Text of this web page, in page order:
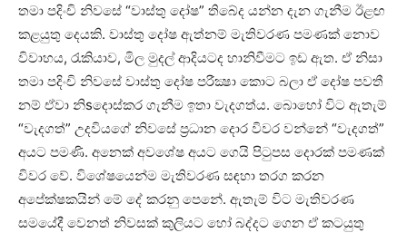
තමා පදිංචි නිවසේ “වාස්‌තු දෝෂ” තිබේද යන්න දැන ගැනීම ඊළඟ
කළයුතු දෙයකි. වාස්‌තු දෝෂ ඇත්නම් මැතිවරණ පමණක්‌ නොව
විවාහය, රැකියාව, මිල මුදල් ආදියටද හානිවීමට ඉඩ ඇත. ඒ නිසා
තමා පදිංචි නිවසේ වාස්‌තු දෝෂ පරීක්‍ෂා කොට බලා ඒ දෝෂ පවතී
නම් ඒවා නිsදොස්‌කර ගැනීම ඉතා වැදගත්ය. බොහෝ විට ඇතැම්
“වැදගත්” උදවියගේ නිවසේ ප්‍රධාන දොර විවර වන්නේ “වැදගත්”
අයට පමණි. අනෙක්‌ අවශේෂ අයට ගෙයි පිටුපස දොරක්‌ පමණක්‌
විවර වේ. විශේෂයෙන්ම මැතිවරණ සඳහා තරග කරන
අපේක්‌ෂකයින් මේ දේ කරනු පෙනේ. ඇතැම් විට මැතිවරණ
සමයේදී වෙනත් නිවසක්‌ කුලියට හෝ බද්දට ගෙන ඒ කටයුතු